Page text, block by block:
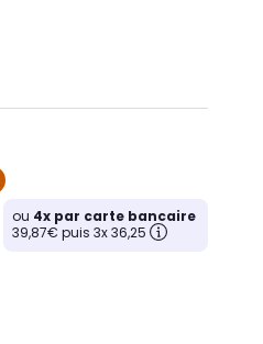
ou 4x par carte bancaire
39,87€ puis 3x 36,25